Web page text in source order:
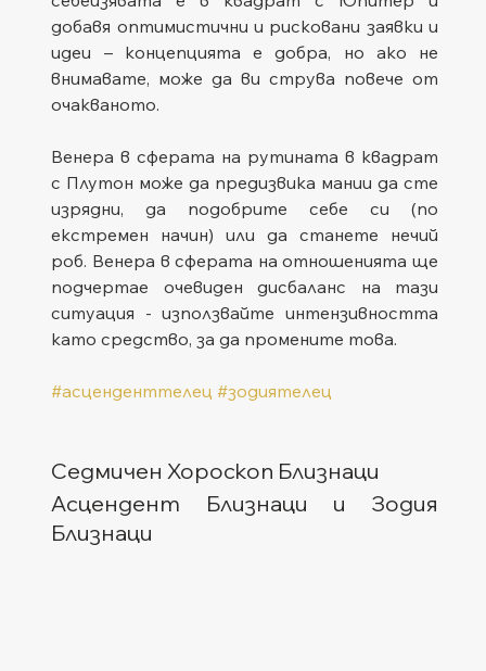
добавя оптимистични и рисковани заявки и
идеи – концепцията е добра, но ако не
внимавате, може да ви струва повече от
очакваното.
Венера в сферата на рутината в квадрат
с Плутон може да предизвика мании да сте
изрядни, да подобрите себе си (по
екстремен начин) или да станете нечий
роб. Венера в сферата на отношенията ще
подчертае очевиден дисбаланс на тази
ситуация - използвайте интензивността
като средство, за да промените това.
#асценденттелец #зодиятелец
Седмичен Хороскоп Близнаци
Асцендент Близнаци и Зодия
Близнаци